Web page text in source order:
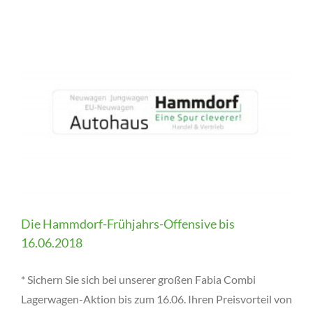
Die Hammdorf-Frühjahrs-Offensive bis
16.06.2018
* Sichern Sie sich bei unserer großen Fabia Combi
Lagerwagen-Aktion bis zum 16.06. Ihren Preisvorteil von